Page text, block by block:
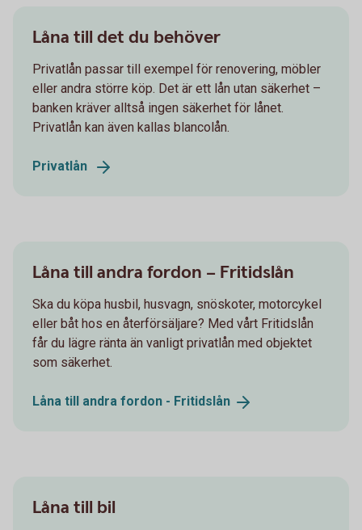
Låna till det du behöver
Privatlån passar till exempel för renovering, möbler
eller andra större köp. Det är ett lån utan säkerhet –
banken kräver alltså ingen säkerhet för lånet.
Privatlån kan även kallas blancolån.
Privatlån
Låna till andra fordon – Fritidslån
Ska du köpa husbil, husvagn, snöskoter, motorcykel
eller båt hos en återförsäljare? Med vårt Fritidslån
får du lägre ränta än vanligt privatlån med objektet
som säkerhet.
Låna till andra fordon - Fritidslån
Låna till bil